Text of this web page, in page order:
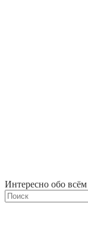
Интересно обо всём